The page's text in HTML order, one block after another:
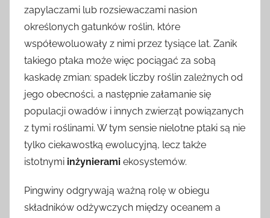
zapylaczami lub rozsiewaczami nasion
określonych gatunków roślin, które
współewoluowały z nimi przez tysiące lat. Zanik
takiego ptaka może więc pociągać za sobą
kaskadę zmian: spadek liczby roślin zależnych od
jego obecności, a następnie załamanie się
populacji owadów i innych zwierząt powiązanych
z tymi roślinami. W tym sensie nielotne ptaki są nie
tylko ciekawostką ewolucyjną, lecz także
istotnymi inżynierami ekosystemów.
Pingwiny odgrywają ważną rolę w obiegu
składników odżywczych między oceanem a